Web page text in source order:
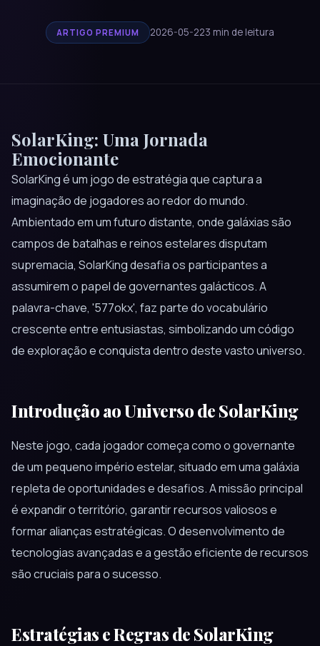
ARTIGO PREMIUM 2026-05-223 min de leitura
SolarKing: Uma Jornada
Emocionante
SolarKing é um jogo de estratégia que captura a
imaginação de jogadores ao redor do mundo.
Ambientado em um futuro distante, onde galáxias são
campos de batalhas e reinos estelares disputam
supremacia, SolarKing desafia os participantes a
assumirem o papel de governantes galácticos. A
palavra-chave, '577okx', faz parte do vocabulário
crescente entre entusiastas, simbolizando um código
de exploração e conquista dentro deste vasto universo.
Introdução ao Universo de SolarKing
Neste jogo, cada jogador começa como o governante
de um pequeno império estelar, situado em uma galáxia
repleta de oportunidades e desafios. A missão principal
é expandir o território, garantir recursos valiosos e
formar alianças estratégicas. O desenvolvimento de
tecnologias avançadas e a gestão eficiente de recursos
são cruciais para o sucesso.
Estratégias e Regras de SolarKing